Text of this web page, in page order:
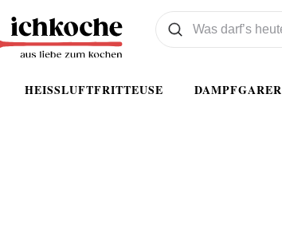
HEISSLUFTFRITTEUSE DAMPFGARER
Was wollen Sie suchen
Suchen